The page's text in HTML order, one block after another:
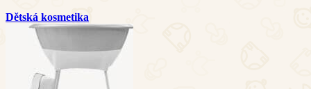
Dětská kosmetika